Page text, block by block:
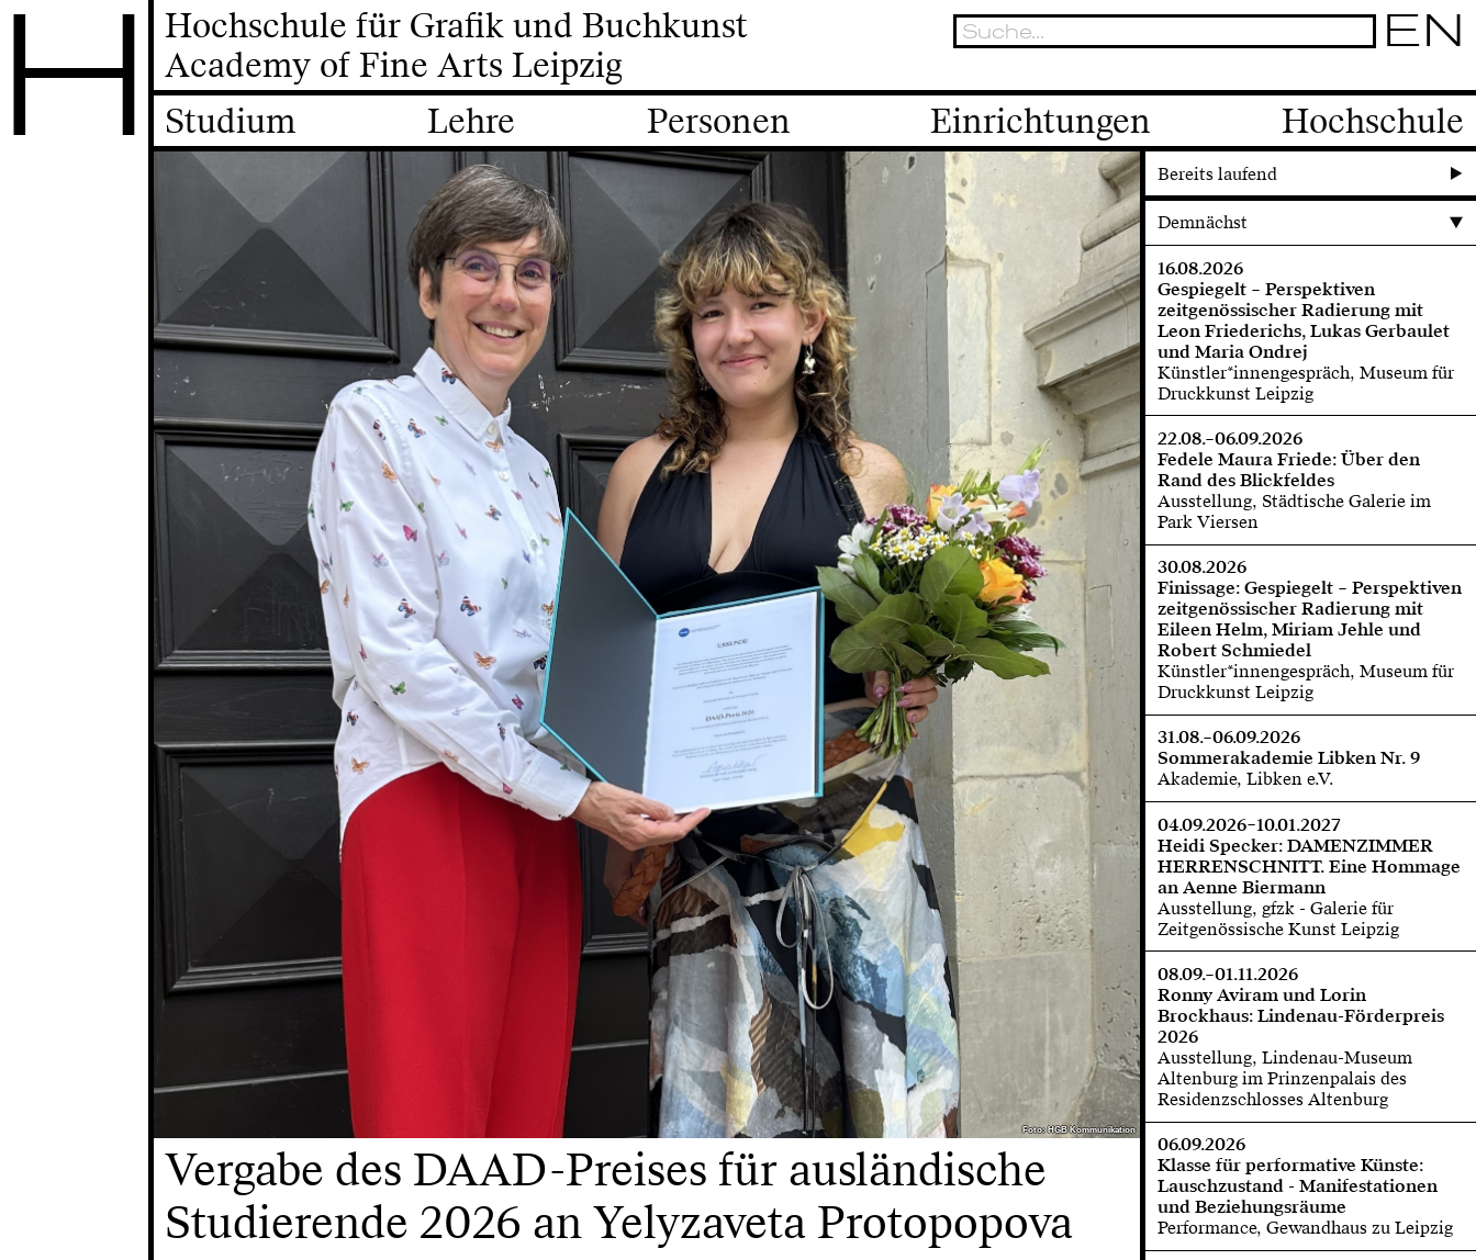
H
Hochschule für Grafik und Buchkunst
Academy of Fine Arts Leipzig
EN
Studium Lehre Personen Einrichtungen Hochschule
Foto: HGB Kommunikation
Foto: HGB Kommunikation
Vergabe des DAAD-Preises für ausländische
Studierende 2026 an Yelyzaveta Protopopova
Bereits laufend
Demnächst
16.08.2026
Gespiegelt – Perspektiven
zeitgenössischer Radierung mit
Leon Friederichs, Lukas Gerbaulet
und Maria Ondrej
Künstler*innengespräch, Museum für
Druckkunst Leipzig
22.08.–06.09.2026
Fedele Maura Friede: Über den
Rand des Blickfeldes
Ausstellung, Städtische Galerie im
Park Viersen
30.08.2026
Finissage: Gespiegelt – Perspektiven
zeitgenössischer Radierung mit
Eileen Helm, Miriam Jehle und
Robert Schmiedel
Künstler*innengespräch, Museum für
Druckkunst Leipzig
31.08.–06.09.2026
Sommerakademie Libken Nr. 9
Akademie, Libken e.V.
04.09.2026–10.01.2027
Heidi Specker: DAMENZIMMER
HERRENSCHNITT. Eine Hommage
an Aenne Biermann
Ausstellung, gfzk - Galerie für
Zeitgenössische Kunst Leipzig
08.09.–01.11.2026
Ronny Aviram und Lorin
Brockhaus: Lindenau-Förderpreis
2026
Ausstellung, Lindenau-Museum
Altenburg im Prinzenpalais des
Residenzschlosses Altenburg
06.09.2026
Klasse für performative Künste:
Lauschzustand - Manifestationen
und Beziehungsräume
Performance, Gewandhaus zu Leipzig